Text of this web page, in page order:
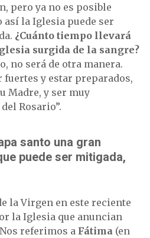
pero ya no es posible
la Iglesia puede ser
¿Cuánto tiempo llevará
surgida de la sangre?
no será de otra manera.
fuertes y estar preparados,
Madre, y ser muy
Rosario”.
santo una gran
puede ser mitigada,
la Virgen en este reciente
la Iglesia que anuncian
referimos a Fátima (en